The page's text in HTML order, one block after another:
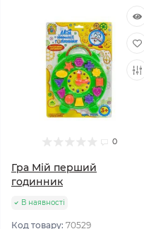
0
Гра Мій перший
годинник
В наявності
Код товару: 70529